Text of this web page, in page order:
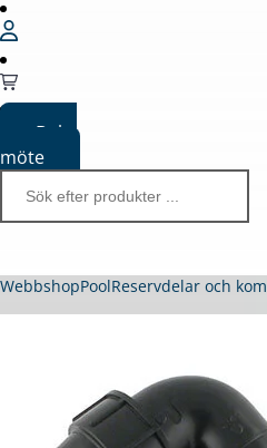
Boka
möte
WebbshopPoolReservdelar och